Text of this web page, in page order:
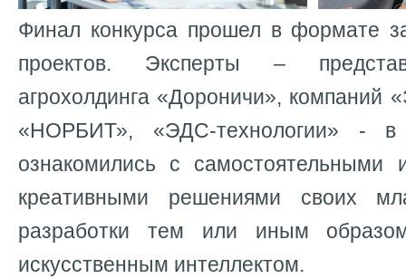
Финал конкурса прошел в формате
проектов. Эксперты –
агрохолдинга «Дороничи», компаний
«НОРБИТ», «ЭДС-технологии» - в
ознакомились с самостоятельными
креативными решениями своих
разработки тем или иным
искусственным интеллектом.